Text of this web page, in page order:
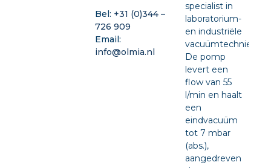
Bel: +31 (0)344 –
726 909
Email:
info@olmia.nl
specialist in
laboratorium-
en industriële
vacuümtechniek.
De pomp
levert een
flow van 55
l/min en haalt
een
eindvacuüm
tot 7 mbar
(abs.),
aangedreven